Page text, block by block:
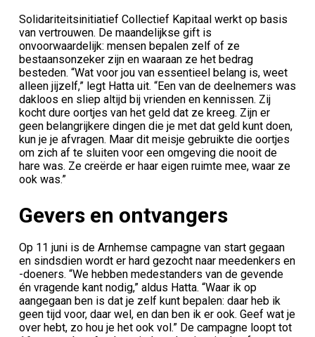
Solidariteitsinitiatief Collectief Kapitaal werkt op basis
van vertrouwen. De maandelijkse gift is
onvoorwaardelijk: mensen bepalen zelf of ze
bestaansonzeker zijn en waaraan ze het bedrag
besteden. “Wat voor jou van essentieel belang is, weet
alleen jijzelf,” legt Hatta uit. “Een van de deelnemers was
dakloos en sliep altijd bij vrienden en kennissen. Zij
kocht dure oortjes van het geld dat ze kreeg. Zijn er
geen belangrijkere dingen die je met dat geld kunt doen,
kun je je afvragen. Maar dit meisje gebruikte die oortjes
om zich af te sluiten voor een omgeving die nooit de
hare was. Ze creërde er haar eigen ruimte mee, waar ze
ook was.”
Gevers en ontvangers
Op 11 juni is de Arnhemse campagne van start gegaan
en sindsdien wordt er hard gezocht naar meedenkers en
-doeners. “We hebben medestanders van de gevende
én vragende kant nodig,” aldus Hatta. “Waar ik op
aangegaan ben is dat je zelf kunt bepalen: daar heb ik
geen tijd voor, daar wel, en dan ben ik er ook. Geef wat je
over hebt, zo hou je het ook vol.” De campagne loopt tot